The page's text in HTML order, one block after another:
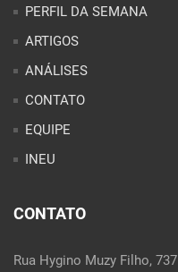
PERFIL DA SEMANA
ARTIGOS
ANÁLISES
CONTATO
EQUIPE
INEU
CONTATO
Rua Hygino Muzy Filho, 737